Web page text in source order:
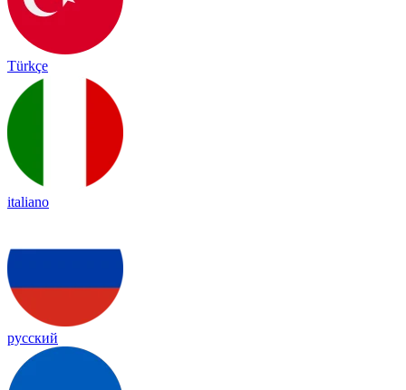
Türkçe
italiano
русский